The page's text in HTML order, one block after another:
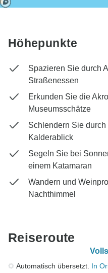
Höhepunkte
Spazieren Sie durch
Straßenessen
Erkunden Sie die
Museumsschätze
Schlendern Sie
Kalderablick
Segeln Sie bei
einem Katamaran
Wandern und
Nachthimmel
Reiseroute
Automatisch übersetzt. In